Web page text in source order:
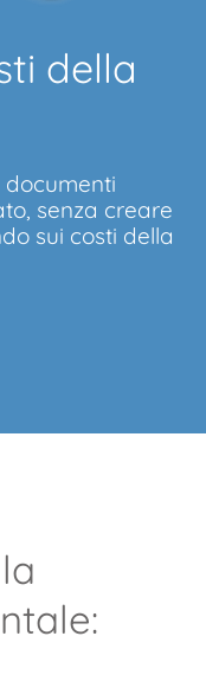
della
documenti
senza creare
sui costi della